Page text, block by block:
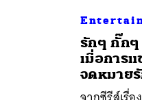
รักๆ กั๊ก
เมื่อการ
จดหมาย